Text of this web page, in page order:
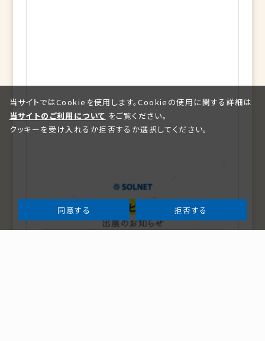
当サイトではCookieを使用します。Cookieの使用に関する詳細は
当サイトのご利用について をご覧ください。
クッキーを受け入れるか拒否するか選択してください。
同意する 拒否する